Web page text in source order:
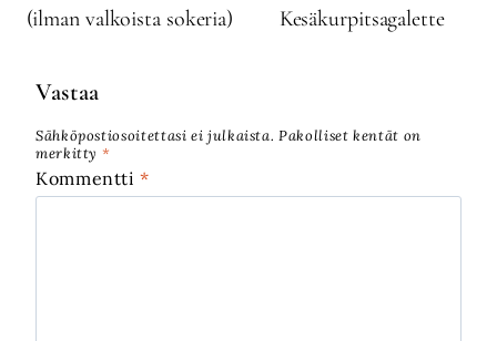
(ilman valkoista sokeria)
Kesäkurpitsagalette
Vastaa
Sähköpostiosoitettasi ei julkaista. Pakolliset kentät on
merkitty *
Kommentti*